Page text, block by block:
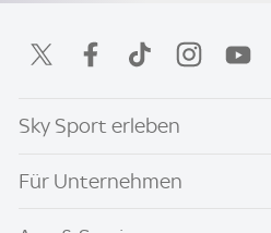
Sky Sport erleben
Für Unternehmen